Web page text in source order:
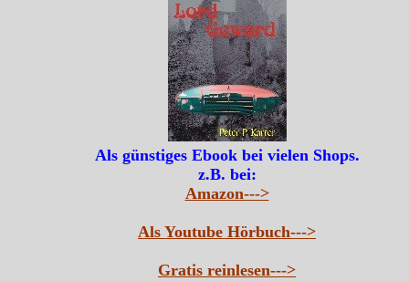
Als günstiges Ebook bei vielen Shops.
z.B. bei:
Amazon--->
Als Youtube Hörbuch--->
Gratis reinlesen--->